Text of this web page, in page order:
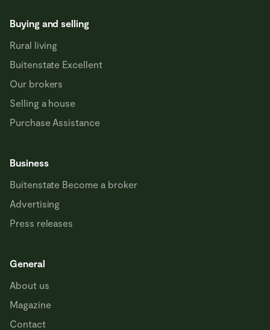
Buying and selling
Rural living
Buitenstate Excellent
Our brokers
Selling a house
Purchase Assistance
Business
Buitenstate Become a broker
Advertising
Press releases
General
About us
Magazine
Contact